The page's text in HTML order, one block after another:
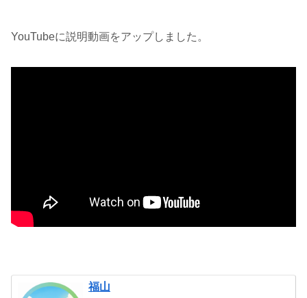
YouTubeに説明動画をアップしました。
福山